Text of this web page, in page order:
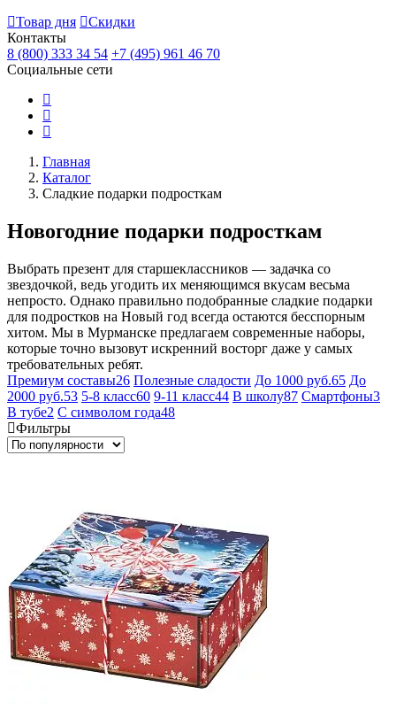
Товар дня
Скидки
Контакты
8 (800) 333 34 54 +7 (495) 961 46 70
Социальные сети
Главная
Каталог
Сладкие подарки подросткам
Новогодние подарки подросткам
Выбрать презент для старшеклассников — задачка со
звездочкой, ведь угодить их меняющимся вкусам весьма
непросто. Однако правильно подобранные сладкие подарки
для подростков на Новый год всегда остаются бесспорным
хитом. Мы в Мурманске предлагаем современные наборы,
которые точно вызовут искренний восторг даже у самых
требовательных ребят.
Премиум составы26 Полезные сладости До 1000 руб.65 До
2000 руб.53 5-8 класс60 9-11 класс44 В школу87 Смартфоны3
В тубе2 С символом года48
Фильтры